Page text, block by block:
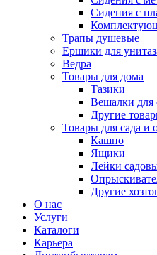
Сидения с
Трапы душевые
Ершики для
Ведра
Товары для дома
Тазики
Вешалки для
Другие
Товары для сада и
Кашпо
Ящики
Лейки
Другие
О нас
Услуги
Каталоги
Карьера